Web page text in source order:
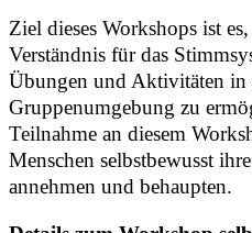
Ziel dieses Workshops ist
Verständnis für das
Übungen und Aktivitäten in
Gruppenumgebung zu
Teilnahme an diesem
Menschen selbstbewusst
annehmen und behaupten.